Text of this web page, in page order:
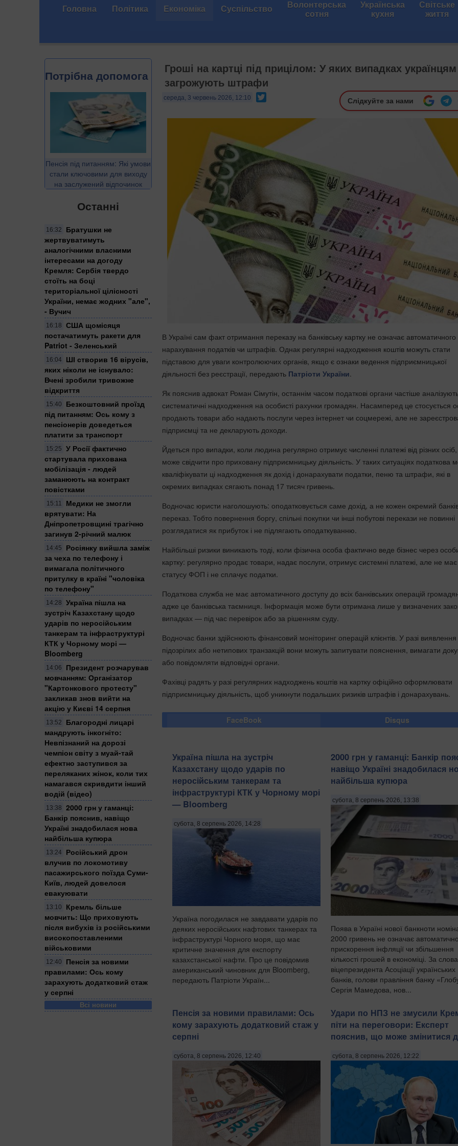
Головна Політика Економіка Суспільство Волонтерська
сотня
Українська
кухня
Світське
життя
Потрібна допомога
Пенсія під питанням: Які умови
стали ключовими для виходу
на заслужений відпочинок
Останні
16:32
Братушки не
жертвуватимуть
аналогічними власними
інтересами на догоду
Кремля: Сербія твердо
стоїть на боці
територіальної цілісності
України, немає жодних "але",
- Вучич
16:18
США щомісяця
постачатимуть ракети для
Patriot - Зеленський
16:04
ШІ створив 16 вірусів,
яких ніколи не існувало:
Вчені зробили тривожне
відкриття
15:40
Безкоштовний проїзд
під питанням: Ось кому з
пенсіонерів доведеться
платити за транспорт
15:25
У Росії фактично
стартувала прихована
мобілізація - людей
заманюють на контракт
повістками
15:11
Медики не змогли
врятувати: На
Дніпропетровщині трагічно
загинув 2-річний малюк
14:45
Росіянку вийшла заміж
за чеха по телефону і
вимагала політичного
притулку в країні "чоловіка
по телефону"
14:28
Україна пішла на
зустріч Казахстану щодо
ударів по неросійським
танкерам та інфраструктурі
КТК у Чорному морі —
Bloomberg
14:06
Президент розчарував
мовчанням: Організатор
"Картонкового протесту"
закликав знов вийти на
акцію у Києві 14 серпня
13:52
Благородні лицарі
мандрують інкогніто:
Невпізнаний на дорозі
чемпіон світу з муай-тай
ефектно заступився за
переляканих жінок, коли тих
намагався скривдити інший
водій (відео)
13:38
2000 грн у гаманці:
Банкір пояснив, навіщо
Україні знадобилася нова
найбільша купюра
13:24
Російський дрон
влучив по локомотиву
пасажирського поїзда Суми-
Київ, людей довелося
евакуювати
13:10
Кремль більше
мовчить: Що приховують
після вибухів із російськими
високопоставленими
військовими
12:40
Пенсія за новими
правилами: Ось кому
зарахують додатковий стаж
у серпні
Всі новини
Гроші на картці під прицілом: У яких випадках українцям
загрожують штрафи
середа, 3 червень 2026, 12:10 Слідкуйте за нами
В Україні сам факт отримання переказу на банківську картку не означає автоматичного
нарахування податків чи штрафів. Однак регулярні надходження коштів можуть стати
підставою для уваги контролюючих органів, якщо є ознаки ведення підприємницької
діяльності без реєстрації, передають Патріоти України
Як пояснив адвокат Роман Сімутін, останнім часом податкові органи частіше
систематичні надходження на особисті рахунки громадян. Насамперед це стосується
продають товари або надають послуги через інтернет чи соцмережі, але не
підприємці та не декларують доходи.
Йдеться про випадки, коли людина регулярно отримує численні платежі від різних
може свідчити про приховану підприємницьку діяльність. У таких ситуаціях податкова
кваліфікувати ці надходження як дохід і донарахувати податки, пеню та штрафи, які в
окремих випадках сягають понад 17 тисяч гривень.
Водночас юристи наголошують: оподатковується саме дохід, а не кожен окремий
переказ. Тобто повернення боргу, спільні покупки чи інші побутові перекази не повинні
розглядатися як прибуток і не підлягають оподаткуванню.
Найбільші ризики виникають тоді, коли фізична особа фактично веде бізнес через
картку: регулярно продає товари, надає послуги, отримує системні платежі, але не має
статусу ФОП і не сплачує податки.
Податкова служба не має автоматичного доступу до всіх банківських операцій
адже це банківська таємниця. Інформація може бути отримана лише у визначених
випадках — під час перевірок або за рішенням суду.
Водночас банки здійснюють фінансовий моніторинг операцій клієнтів. У разі виявлення
підозрілих або нетипових транзакцій вони можуть запитувати пояснення, вимагати
або повідомляти відповідні органи.
Фахівці радять у разі регулярних надходжень коштів на картку офіційно оформлювати
підприємницьку діяльність, щоб уникнути подальших ризиків штрафів і донарахувань.
FaceBook Disqus
Україна пішла на зустріч
Казахстану щодо ударів по
неросійським танкерам та
інфраструктурі КТК у Чорному морі
— Bloomberg
субота, 8 серпень 2026, 14:28
Україна погодилася не завдавати ударів по
деяких неросійських нафтових танкерах та
інфраструктурі Чорного моря, що має
критичне значення для експорту
казахстанської нафти. Про це повідомив
американський чиновник для Bloomberg,
передають Патріоти Україн...
2000 грн у гаманці: Банкір
навіщо Україні знадобилася
найбільша купюра
субота, 8 серпень 2026, 13:38
Поява в Україні нової банкноти
2000 гривень не означає
прискорення інфляції чи збільшення
кількості грошей в економіці. За
віцепрезидента Асоціації українських
банків, голови правління банку
Сергія Мамедова, нов...
Пенсія за новими правилами: Ось
кому зарахують додатковий стаж у
серпні
субота, 8 серпень 2026, 12:40
Удари по НПЗ не змусили
піти на переговори: Експерт
пояснив, що може змінитися
субота, 8 серпень 2026, 12:22